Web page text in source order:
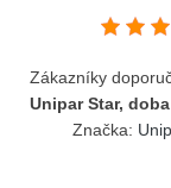
Zákazníky
Unipar Star,
Značka: